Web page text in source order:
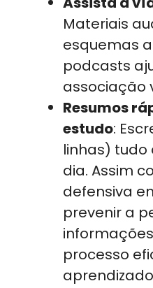
Materiais
esquemas
podcasts
associação
Resumos
estudo:
linhas) tudo
dia. Assim
defensiva
prevenir a
processo